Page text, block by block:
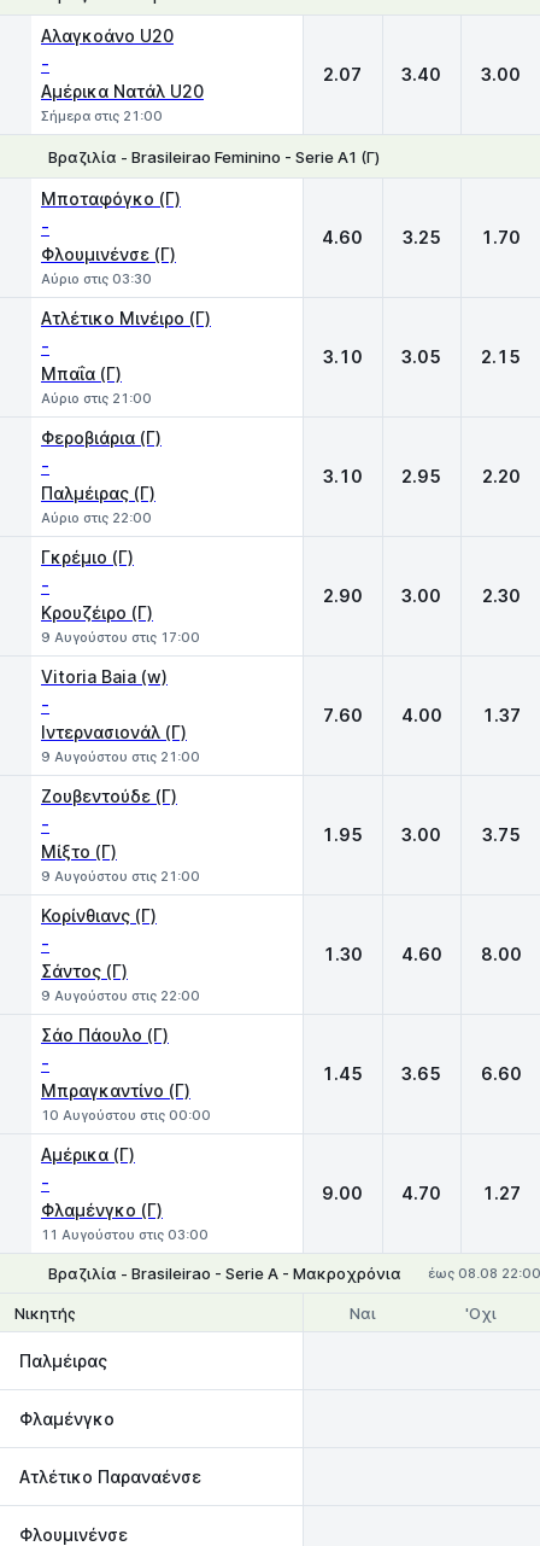
Αλαγκοάνο U20
-
Αμέρικα Νατάλ U20
Σήμερα στις 21:00
2.07 3.40 3.00
Βραζιλία - Brasileirao Feminino - Serie A1 (Γ)
Μποταφόγκο (Γ)
-
Φλουμινένσε (Γ)
Αύριο στις 03:30
4.60 3.25 1.70
Ατλέτικο Μινέιρο (Γ)
-
Μπαΐα (Γ)
Αύριο στις 21:00
3.10 3.05 2.15
Φεροβιάρια (Γ)
-
Παλμέιρας (Γ)
Αύριο στις 22:00
3.10 2.95 2.20
Γκρέμιο (Γ)
-
Κρουζέιρο (Γ)
9 Αυγούστου στις 17:00
2.90 3.00 2.30
Vitoria Baia (w)
-
Ιντερνασιονάλ (Γ)
9 Αυγούστου στις 21:00
7.60 4.00 1.37
Ζουβεντούδε (Γ)
-
Μίξτο (Γ)
9 Αυγούστου στις 21:00
1.95 3.00 3.75
Κορίνθιανς (Γ)
-
Σάντος (Γ)
9 Αυγούστου στις 22:00
1.30 4.60 8.00
Σάο Πάουλο (Γ)
-
Μπραγκαντίνο (Γ)
10 Αυγούστου στις 00:00
1.45 3.65 6.60
Αμέρικα (Γ)
-
Φλαμένγκο (Γ)
11 Αυγούστου στις 03:00
9.00 4.70 1.27
Βραζιλία - Brasileirao - Serie A - Μακροχρόνια έως 08.08 22:00
Νικητής Ναι 'Οχι
Παλμέιρας
Φλαμένγκο
Ατλέτικο Παραναένσε
Φλουμινένσε